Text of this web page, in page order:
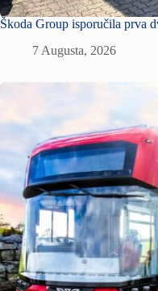
Škoda Group isporučila prva
7 Augusta, 2026